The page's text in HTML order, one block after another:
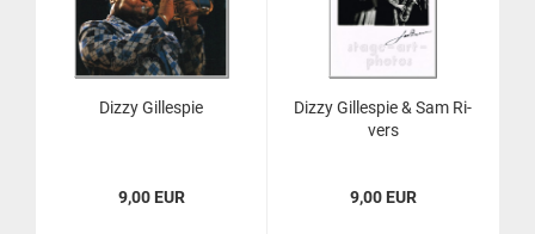
Dizzy Gil­le­spie
9,00 EUR
Dizzy Gil­le­spie & Sam Ri­
vers
9,00 EUR